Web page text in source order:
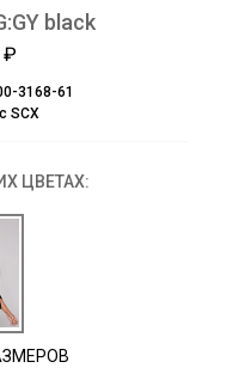
black
₽
3168-61
SCX
ЦВЕТАХ: